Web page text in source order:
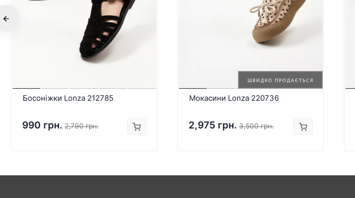
Босоніжки Lonza 212785
990 грн. 2,790 грн.
ШВИДКО ПРОДАЄТЬСЯ
Мокасини Lonza 220736
2,975 грн. 3,500 грн.